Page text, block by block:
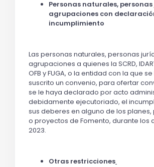
Personas naturales,
agrupaciones con
incumplimiento
Las personas naturales, personas
agrupaciones a quienes la SCRD,
OFB y FUGA, o la entidad con la que
suscrito un convenio, para ofertar
se le haya declarado por acto
debidamente ejecutoriado, el
sus deberes en alguno de los
o proyectos de Fomento, durante los
2023.
Otras restricciones